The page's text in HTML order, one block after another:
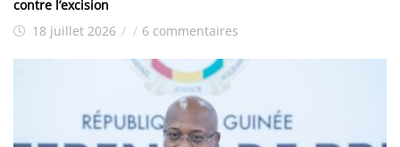
contre l’excision
18 juillet 2026 / / 6 commentaires